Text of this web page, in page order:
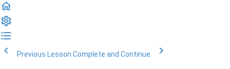
Previous Lesson Complete and Continue